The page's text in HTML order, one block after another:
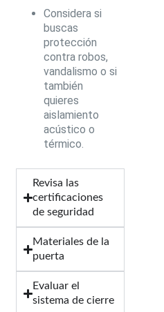
Considera si
buscas
protección
contra robos,
vandalismo o si
también
quieres
aislamiento
acústico o
térmico.
Revisa las
certificaciones
de seguridad
Materiales de la
puerta
Evaluar el
sistema de cierre